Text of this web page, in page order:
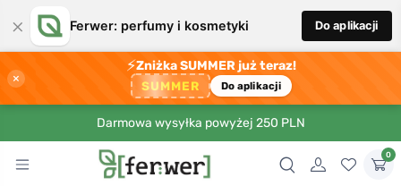
× Ferwer: perfumy i kosmetyki Do aplikacji
×
⚡Zniżka SUMMER już teraz!
SUMMER Do aplikacji
Darmowa wysyłka powyżej 250 PLN
0